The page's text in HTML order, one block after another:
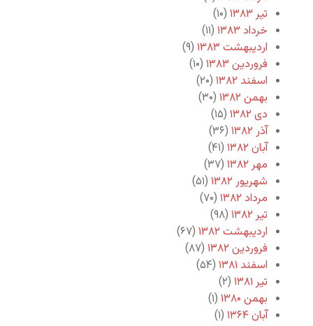
تیر ۱۳۸۳
(۱۰)
خرداد ۱۳۸۳
(۱۱)
اردیبهشت ۱۳۸۳
(۹)
فروردین ۱۳۸۳
(۱۰)
اسفند ۱۳۸۲
(۲۰)
بهمن ۱۳۸۲
(۳۰)
دی ۱۳۸۲
(۱۵)
آذر ۱۳۸۲
(۳۶)
آبان ۱۳۸۲
(۴۱)
مهر ۱۳۸۲
(۳۷)
شهریور ۱۳۸۲
(۵۱)
مرداد ۱۳۸۲
(۷۰)
تیر ۱۳۸۲
(۹۸)
اردیبهشت ۱۳۸۲
(۶۷)
فروردین ۱۳۸۲
(۸۷)
اسفند ۱۳۸۱
(۵۴)
تیر ۱۳۸۱
(۲)
بهمن ۱۳۸۰
(۱)
آبان ۱۳۶۴
(۱)